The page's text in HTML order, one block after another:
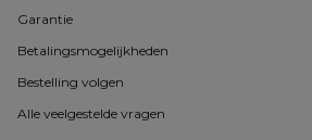
Garantie
Betalingsmogelijkheden
Bestelling volgen
Alle veelgestelde vragen